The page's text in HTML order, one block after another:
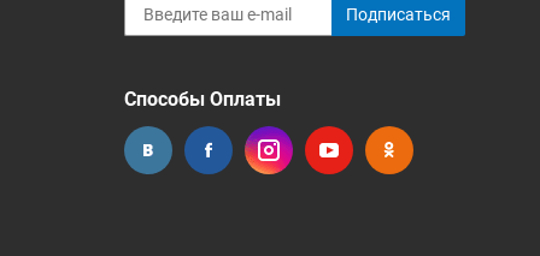
Подписаться
Способы Оплаты